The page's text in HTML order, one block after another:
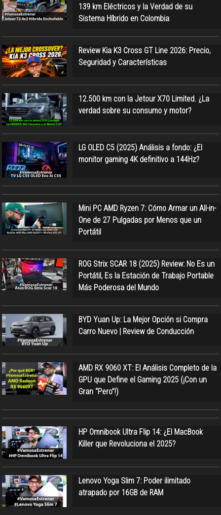
139 km Eléctricos y la Verdad de su
Sistema Híbrido en Colombia
Review Kia K3 Cross GT Line 2026: Precio,
Seguridad y Características
12.500 km con la Jetour X70 Limited. ¿La
verdad sobre su consumo y motor?
LG OLED C5 (2025) Análisis a fondo: ¿El
monitor gaming 4K definitivo a 144Hz?
Mini PC AMD Ryzen 7: Cómo Armar un All-in-
One de 27 Pulgadas por Menos que un
Portátil
ROG Strix SCAR 18 (2025) Review: No Es un
Portátil, Es la Estación de Trabajo Portable
Más Poderosa del Mundo
BYD Yuan Up: La Mejor Opción si Compra
Carro Nuevo | Review de Conducción
AMD RX 9060 XT: El Análisis Completo de la
GPU que Define el Gaming 2025 (¡Con un
Gran “Pero”!)
HP Omnibook Ultra Flip 14: ¿El MacBook
Killer que Revoluciona el 2025?
Lenovo Yoga Slim 7: Poder ilimitado
atrapado por 16GB de RAM